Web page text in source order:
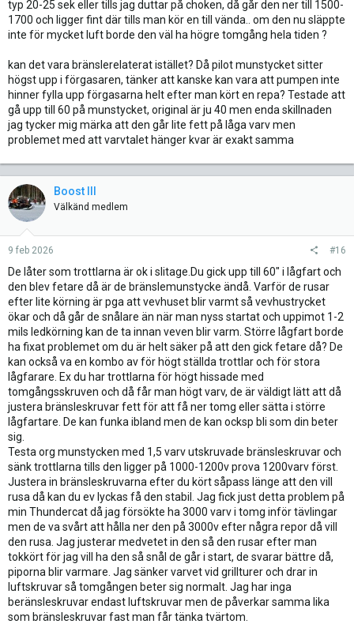
typ 20-25 sek eller tills jag duttar på choken, då går den ner till 1500-
1700 och ligger fint där tills man kör en till vända.. om den nu släppte
inte för mycket luft borde den väl ha högre tomgång hela tiden ?
kan det vara bränslerelaterat istället? Då pilot munstycket sitter
högst upp i förgasaren, tänker att kanske kan vara att pumpen inte
hinner fylla upp förgasarna helt efter man kört en repa? Testade att
gå upp till 60 på munstycket, original är ju 40 men enda skillnaden
jag tycker mig märka att den går lite fett på låga varv men
problemet med att varvtalet hänger kvar är exakt samma
Boost III
Välkänd medlem
9 feb 2026 #16
De låter som trottlarna är ok i slitage.Du gick upp till 60" i lågfart och
den blev fetare då är de bränslemunstycke ändå. Varför de rusar
efter lite körning är pga att vevhuset blir varmt så vevhustrycket
ökar och då går de snålare än när man nyss startat och uppimot 1-2
mils ledkörning kan de ta innan veven blir varm. Större lågfart borde
ha fixat problemet om du är helt säker på att den gick fetare då? De
kan också va en kombo av för högt ställda trottlar och för stora
lågfarare. Ex du har trottlarna för högt hissade med
tomgångsskruven och då får man högt varv, de är väldigt lätt att då
justera bränsleskruvar fett för att få ner tomg eller sätta i större
lågfartare. De kan funka ibland men de kan ocksp bli som din beter
sig.
Testa org munstycken med 1,5 varv utskruvade bränsleskruvar och
sänk trottlarna tills den ligger på 1000-1200v prova 1200varv först.
Justera in bränsleskruvarna efter du kört såpass länge att den vill
rusa då kan du ev lyckas få den stabil. Jag fick just detta problem på
min Thundercat då jag försökte ha 3000 varv i tomg inför tävlingar
men de va svårt att hålla ner den på 3000v efter några repor då vill
den rusa. Jag justerar medvetet in den så den rusar efter man
tokkört för jag vill ha den så snål de går i start, de svarar bättre då,
piporna blir varmare. Jag sänker varvet vid grillturer och drar in
luftskruvar så tomgången beter sig normalt. Jag har inga
beränsleskruvar endast luftskruvar men de påverkar samma lika
som bränsleskruvar fast man får tänka tvärtom.